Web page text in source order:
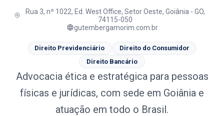
Rua 3, nº 1022, Ed. West Office, Setor Oeste, Goiânia - GO,
74115-050
gutembergamorim.com.br
Direito Previdenciário
Direito do Consumidor
Direito Bancário
Advocacia ética e estratégica para pessoas
físicas e jurídicas, com sede em Goiânia e
atuação em todo o Brasil.